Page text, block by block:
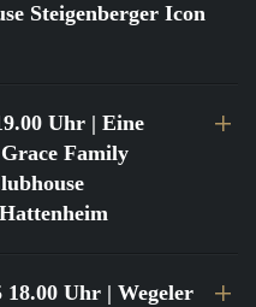
Steigenberger Icon
Uhr | Eine
Family
18.00 Uhr | Wegeler